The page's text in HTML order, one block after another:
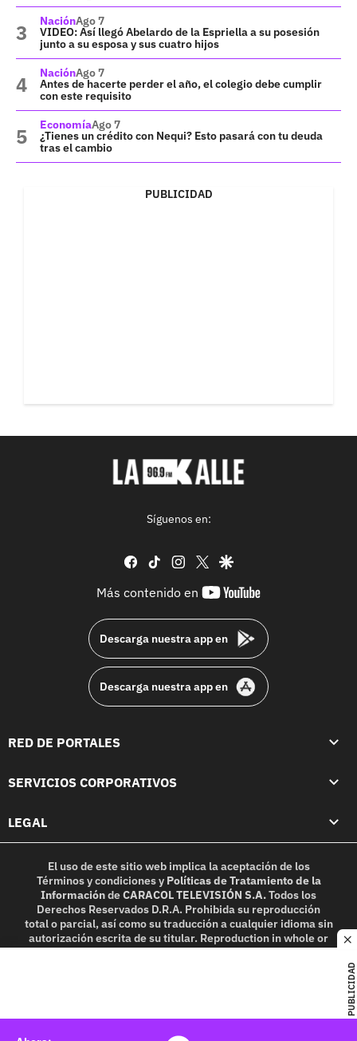
PUBLICIDAD
NaciónAgo 7
VIDEO: Así llegó Abelardo de la Espriella a su posesión
junto a su esposa y sus cuatro hijos
NaciónAgo 7
Antes de hacerte perder el año, el colegio debe cumplir
con este requisito
EconomíaAgo 7
¿Tienes un crédito con Nequi? Esto pasará con tu deuda
tras el cambio
PUBLICIDAD
Síguenos en:
facebook
tiktok instagram
twittergoogle
Más contenido en
youtube-
Descarga nuestra app en
Descarga nuestra app en
RED DE PORTALES
SERVICIOS CORPORATIVOS
LEGAL
El uso de este sitio web implica la aceptación de los
Términos y condicionesy Políticas de Tratamiento de la
InformacióndeCARACOL TELEVISIÓN S.A.Todos los
Derechos Reservados D.R.A. Prohibida su reproducción
total o parcial, así como su traducción a cualquier idioma sin
autorización escrita de su titular. Reproduction in whole or
in part, or translation without written permission is